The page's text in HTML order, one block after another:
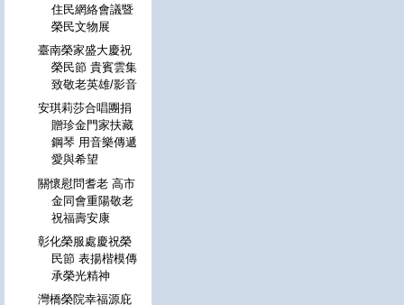
住民網絡會議暨
榮民文物展
臺南榮家盛大慶祝
榮民節 貴賓雲集
致敬老英雄/影音
安琪莉莎合唱團捐
贈珍金門家扶藏
鋼琴 用音樂傳遞
愛與希望
關懷慰問耆老 高市
金同會重陽敬老
祝福壽安康
彰化榮服處慶祝榮
民節 表揚楷模傳
承榮光精神
灣橋榮院幸福源庇